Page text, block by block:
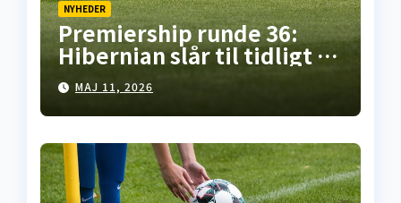
NYHEDER
Premiership runde 36:
Hibernian slår til tidligt i
Falkirk, pointdeling i
Motherwell – mens
opgøret på Celtic Park står
for døren
MAJ 11, 2026